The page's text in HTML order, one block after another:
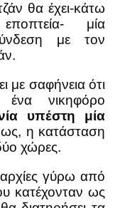
θα έχει-κάτω
μία
με τον
σαφήνεια ότι
ένα νικηφόρο
υπέστη μία
η κατάσταση
χώρες.
γύρω από
κατέχονταν ως